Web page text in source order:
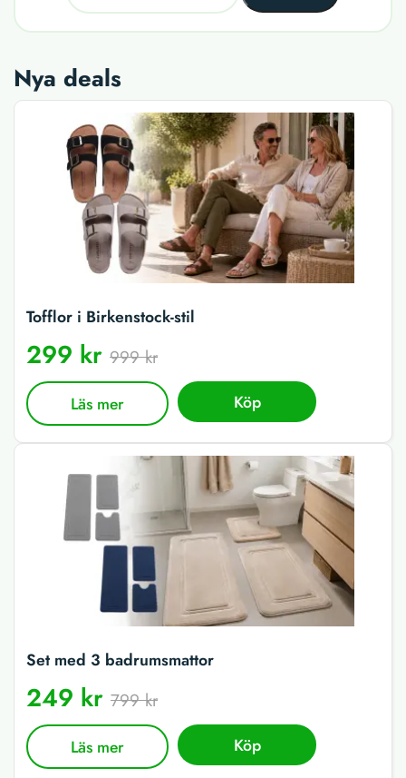
Nya deals
Tofflor i Birkenstock-stil
299 kr 999 kr
Läs mer Köp
Set med 3 badrumsmattor
249 kr 799 kr
Läs mer Köp